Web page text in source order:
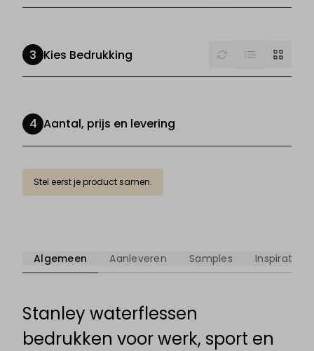
Kies Bedrukking Reset List Grid
Aantal, prijs en levering
Stel eerst je product samen.
Algemeen Aanleveren Samples Inspiratie
Stanley waterflessen
bedrukken voor werk, sport en